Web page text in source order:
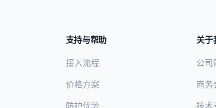
支持与帮助
接入流程
价格方案
防护优势
关于
公司
商务
技术